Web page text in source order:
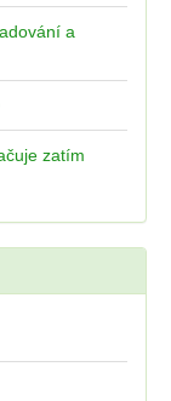
a
zatím